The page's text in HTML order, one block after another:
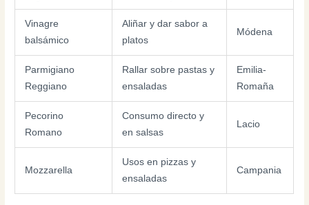
Vinagre
balsámico
Aliñar y dar sabor a
platos
Módena
Parmigiano
Reggiano
Rallar sobre pastas y
ensaladas
Emilia-
Romaña
Pecorino
Romano
Consumo directo y
en salsas
Lacio
Mozzarella
Usos en pizzas y
ensaladas
Campania